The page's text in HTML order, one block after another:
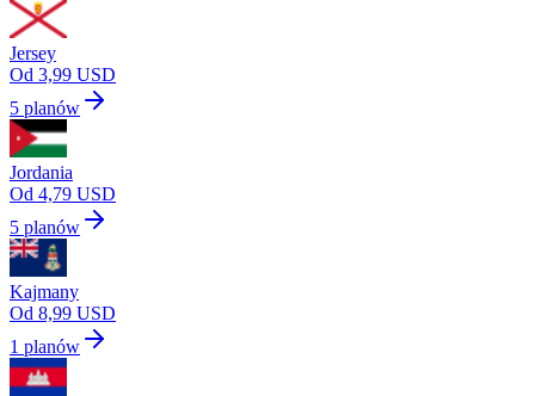
Jersey
Od 3,99 USD
5 planów
Jordania
Od 4,79 USD
5 planów
Kajmany
Od 8,99 USD
1 planów